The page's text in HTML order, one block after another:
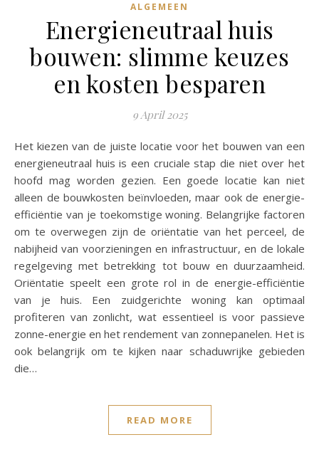
ALGEMEEN
Energieneutraal huis
bouwen: slimme keuzes
en kosten besparen
9 April 2025
Het kiezen van de juiste locatie voor het bouwen van een
energieneutraal huis is een cruciale stap die niet over het
hoofd mag worden gezien. Een goede locatie kan niet
alleen de bouwkosten beïnvloeden, maar ook de energie-
efficiëntie van je toekomstige woning. Belangrijke factoren
om te overwegen zijn de oriëntatie van het perceel, de
nabijheid van voorzieningen en infrastructuur, en de lokale
regelgeving met betrekking tot bouw en duurzaamheid.
Oriëntatie speelt een grote rol in de energie-efficiëntie
van je huis. Een zuidgerichte woning kan optimaal
profiteren van zonlicht, wat essentieel is voor passieve
zonne-energie en het rendement van zonnepanelen. Het is
ook belangrijk om te kijken naar schaduwrijke gebieden
die…
READ MORE